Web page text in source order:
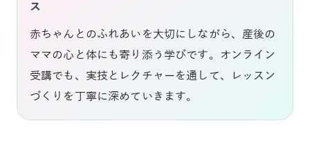
ス
赤ちゃんとのふれあいを大切にしながら、産後の
ママの心と体にも寄り添う学びです。オンライン
受講でも、実技とレクチャーを通して、レッスン
づくりを丁寧に深めていきます。